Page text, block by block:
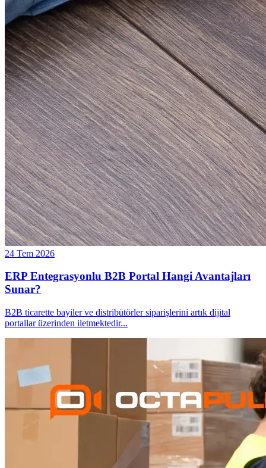
24 Tem 2026
ERP Entegrasyonlu B2B Portal Hangi Avantajları
Sunar?
B2B ticarette bayiler ve distribütörler siparişlerini artık dijital
portallar üzerinden iletmektedir...